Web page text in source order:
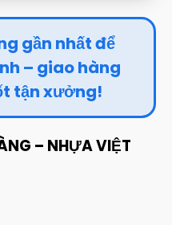
gần nhất để
– giao hàng
tận xưởng!
– NHỰA VIỆT